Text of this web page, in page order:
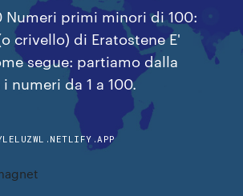
Numeri primi minori di 100:
crivello) di Eratostene E'
segue: partiamo dalla
numeri da 1 a 100.